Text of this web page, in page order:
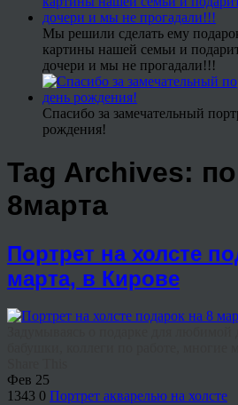
Мы решили сделать ему
картины нашей семьи и
дочери и мы не прогадали!!!
Спасибо за замечательный
рождения!
Tag Archives:
8марта
Портрет на холсте
марта, в Кирове
Фев 25
1343 0 Портрет акварелью на холсте